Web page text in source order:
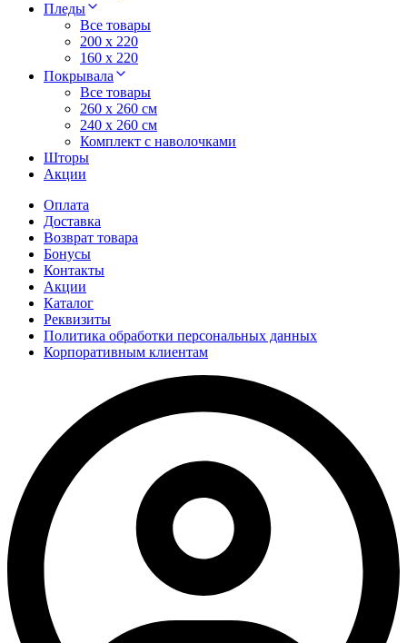
Пледы
Все товары
200 х 220
160 х 220
Покрывала
Все товары
260 x 260 см
240 х 260 см
Комплект с наволочками
Шторы
Акции
Оплата
Доставка
Возврат товара
Бонусы
Контакты
Акции
Каталог
Реквизиты
Политика обработки персональных данных
Корпоративным клиентам